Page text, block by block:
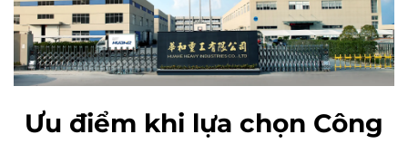
Ưu điểm khi lựa chọn Công